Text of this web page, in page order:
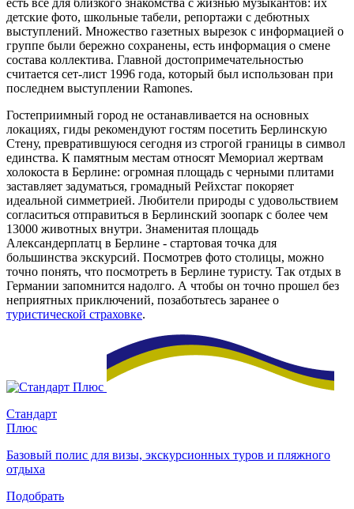
есть все для близкого знакомства с жизнью музыкантов: их
детские фото, школьные табели, репортажи с дебютных
выступлений. Множество газетных вырезок с информацией о
группе были бережно сохранены, есть информация о смене
состава коллектива. Главной достопримечательностью
считается сет-лист 1996 года, который был использован при
последнем выступлении Ramones.
Гостеприимный город не останавливается на основных
локациях, гиды рекомендуют гостям посетить Берлинскую
Стену, превратившуюся сегодня из строгой границы в символ
единства. К памятным местам относят Мемориал жертвам
холокоста в Берлине: огромная площадь с черными плитами
заставляет задуматься, громадный Рейхстаг покоряет
идеальной симметрией. Любители природы с удовольствием
согласиться отправиться в Берлинский зоопарк с более чем
13000 животных внутри. Знаменитая площадь
Александерплатц в Берлине - стартовая точка для
большинства экскурсий. Посмотрев фото столицы, можно
точно понять, что посмотреть в Берлине туристу. Так отдых в
Германии запомнится надолго. А чтобы он точно прошел без
неприятных приключений, позаботьтесь заранее о
туристической страховке.
Стандарт
Плюс
Базовый полис для визы, экскурсионных туров и пляжного
отдыха
Подобрать